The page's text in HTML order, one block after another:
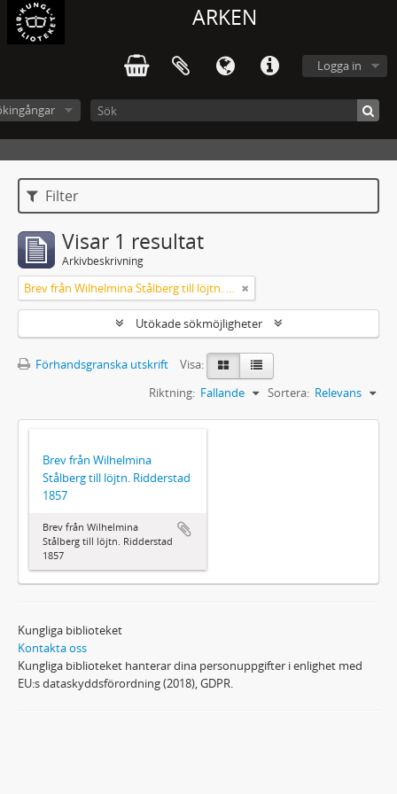
ARKEN
Logga in
Filter
Visar 1 resultat
Arkivbeskrivning
Brev från Wilhelmina Stålberg till löjtn. Ridderstad 1857
Utökade sökmöjligheter
Förhandsgranska utskrift
Visa:
Sortera: Relevans
Riktning: Fallande
Brev från Wilhelmina
Stålberg till löjtn. Ridderstad
1857
Brev från Wilhelmina
Stålberg till löjtn. Ridderstad
1857
Kungliga biblioteket
Kontakta oss
Kungliga biblioteket hanterar dina personuppgifter i enlighet med
EU:s dataskyddsförordning (2018), GDPR.